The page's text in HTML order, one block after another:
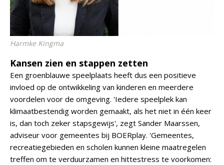
Harmke Kingma
Kansen zien en stappen zetten
Een groenblauwe speelplaats heeft dus een positieve
invloed op de ontwikkeling van kinderen en meerdere
voordelen voor de omgeving. 'Iedere speelplek kan
klimaatbestendig worden gemaakt, als het niet in één keer
is, dan toch zeker stapsgewijs', zegt Sander Maarssen,
adviseur voor gemeentes bij BOERplay. 'Gemeentes,
recreatiegebieden en scholen kunnen kleine maatregelen
treffen om te verduurzamen en hittestress te voorkomen: